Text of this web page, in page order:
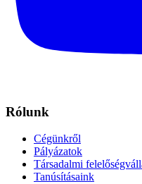
Rólunk
Cégünkről
Pályázatok
Társadalmi
Tanúsításaink